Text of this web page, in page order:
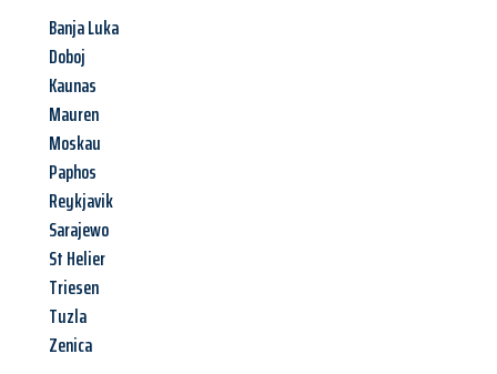
Banja Luka
Doboj
Kaunas
Mauren
Moskau
Paphos
Reykjavik
Sarajewo
St Helier
Triesen
Tuzla
Zenica